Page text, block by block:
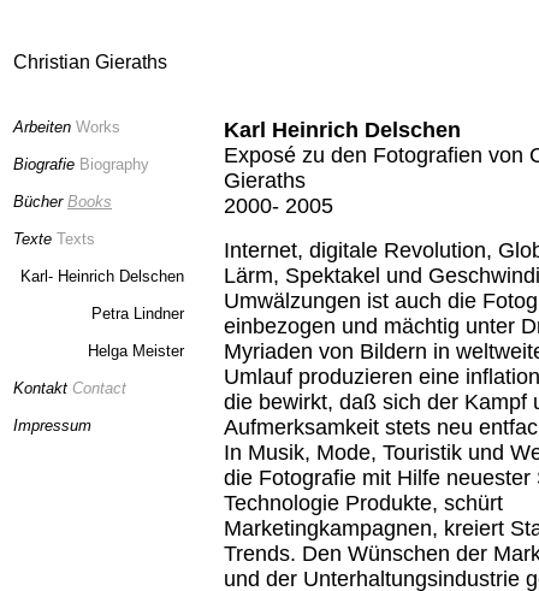
Christian Gieraths
Arbeiten Works
Biografie Biography
Bücher Books
Texte Texts
Karl- Heinrich Delschen
Petra Lindner
Helga Meister
Kontakt Contact
Impressum
Karl Heinrich Delschen
Exposé zu den Fotografien von
Gieraths
2000- 2005
Internet, digitale Revolution,
Lärm, Spektakel und
Umwälzungen ist auch die
einbezogen und mächtig unter
Myriaden von Bildern in
Umlauf produzieren eine
die bewirkt, daß sich der Kampf
Aufmerksamkeit stets neu
In Musik, Mode, Touristik und
die Fotografie mit Hilfe neuester
Technologie Produkte, schürt
Marketingkampagnen, kreiert
Trends. Den Wünschen der
und der Unterhaltungsindustrie